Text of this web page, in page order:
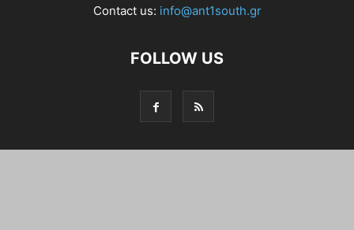
Contact us: info@ant1south.gr
FOLLOW US